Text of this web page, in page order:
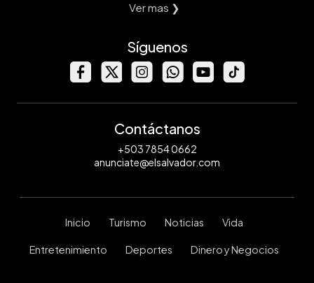
Ver mas ❯
Síguenos
Contáctanos
+503 7854 0662
anunciate@elsalvador.com
Inicio Turismo Noticias Vida
Entretenimiento Deportes Dinero y Negocios